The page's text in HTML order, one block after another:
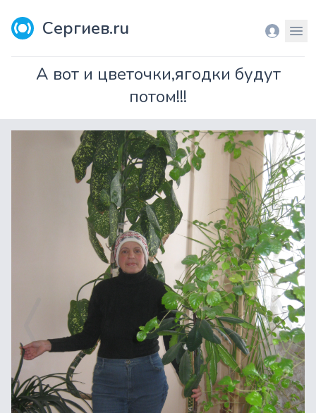
Сергиев.ru Вход
А вот и цветочки,ягодки будут
потом!!!